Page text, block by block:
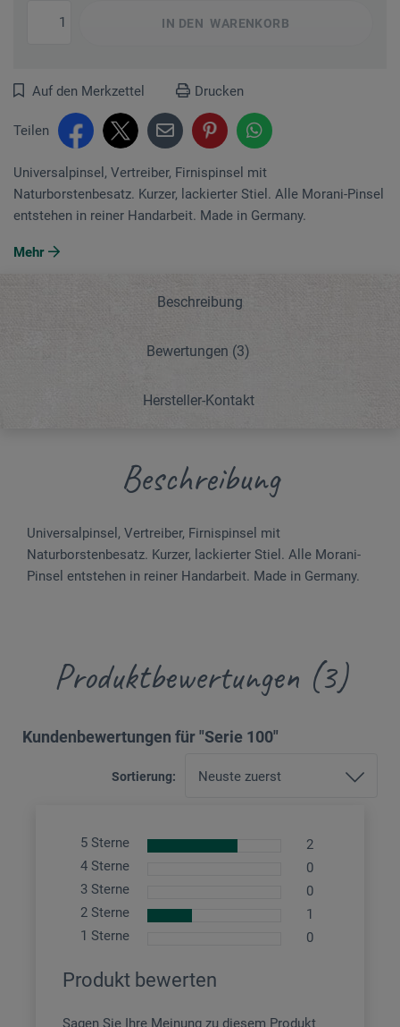
IN DEN WARENKORB
Auf den Merkzettel Drucken
Teilen
Universalpinsel, Vertreiber, Firnispinsel mit
Naturborstenbesatz. Kurzer, lackierter Stiel. Alle Morani-Pinsel
entstehen in reiner Handarbeit. Made in Germany.
Mehr
Beschreibung
Bewertungen (3)
Hersteller-Kontakt
Beschreibung
Universalpinsel, Vertreiber, Firnispinsel mit
Naturborstenbesatz. Kurzer, lackierter Stiel. Alle Morani-
Pinsel entstehen in reiner Handarbeit. Made in Germany.
Produktbewertungen (3)
Kundenbewertungen für "Serie 100"
Sortierung:
5 Sterne
2
4 Sterne
0
3 Sterne
0
2 Sterne
1
1 Sterne
0
Produkt bewerten
Sagen Sie Ihre Meinung zu diesem Produkt